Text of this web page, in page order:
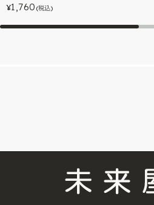
¥1,760 (税込)